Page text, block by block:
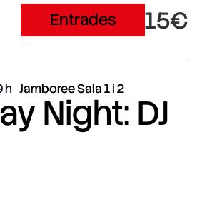
Entrades 15€
Jamboree Sala 1 i 2
Night: DJ